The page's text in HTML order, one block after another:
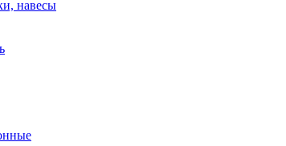
навесы